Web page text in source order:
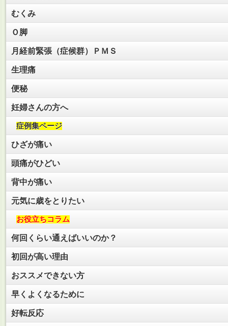
むくみ
Ｏ脚
月経前緊張（症候群）ＰＭＳ
生理痛
便秘
妊婦さんの方へ
症例集ページ
ひざが痛い
頭痛がひどい
背中が痛い
元気に歳をとりたい
お役立ちコラム
何回くらい通えばいいのか？
初回が高い理由
おススメできない方
早くよくなるために
好転反応